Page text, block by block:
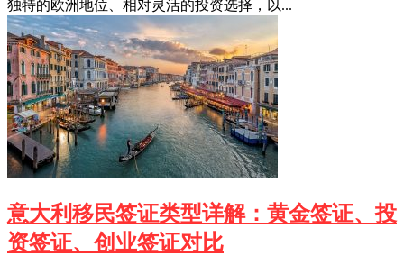
独特的欧洲地位、相对灵活的投资选择，以...
意大利移民签证类型详解：黄金签证、投
资签证、创业签证对比